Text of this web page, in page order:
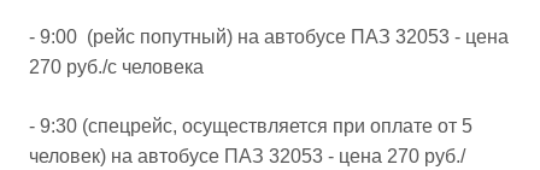
- 9:00 (рейс попутный) на автобусе ПАЗ 32053 - цена
270 руб./с человека
- 9:30 (спецрейс, осуществляется при оплате от 5
человек) на автобусе ПАЗ 32053 - цена 270 руб./